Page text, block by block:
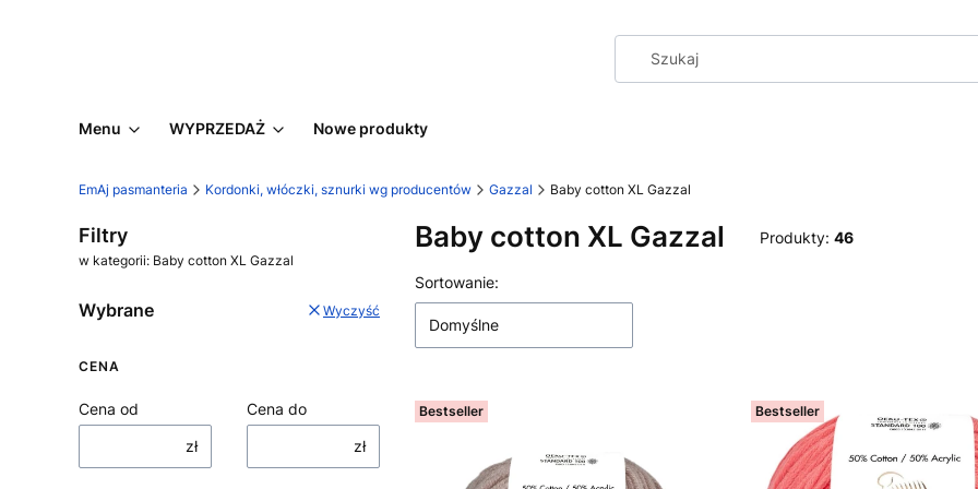
Menu WYPRZEDAŻ Nowe produkty
EmAj pasmanteria Kordonki, włóczki, sznurki wg producentów Gazzal Baby cotton XL Gazzal
Filtry
w kategorii: Baby cotton XL Gazzal
Wybrane Wyczyść
CENA
Cena od
zł
Cena do
zł
Baby cotton XL Gazzal Produkty: 46
Lista produktów
Sortowanie:
Domyślne
Bestseller Bestseller